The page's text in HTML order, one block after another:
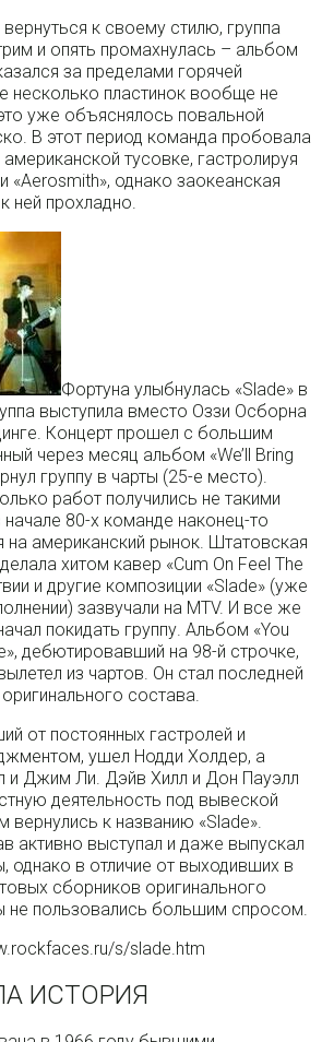
к своему стилю, группа
и опять промахнулась – альбом
за пределами горячей
несколько пластинок вообще не
уже объяснялось повальной
В этот период команда пробовала
тусовке, гастролируя
«Aerosmith», однако заокеанская
ней прохладно.
Фортуна улыбнулась «Slade» в
выступила вместо Оззи Осборна
Концерт прошел с большим
через месяц альбом «We’ll Bring
группу в чарты (25-е место).
работ получились не такими
80-х команде наконец-то
на американский рынок. Штатовская
хитом кавер «Cum On Feel The
и другие композиции «Slade» (уже
зазвучали на MTV. И все же
покидать группу. Альбом «You
дебютировавший на 98-й строчке,
из чартов. Он стал последней
состава.
от постоянных гастролей и
ушел Нодди Холдер, а
и Джим Ли. Дэйв Хилл и Дон Пауэлл
деятельность под вывеской
вернулись к названию «Slade».
активно выступал и даже выпускал
однако в отличие от выходивших в
сборников оригинального
не пользовались большим спросом.
s/slade.htm
ИСТОРИЯ